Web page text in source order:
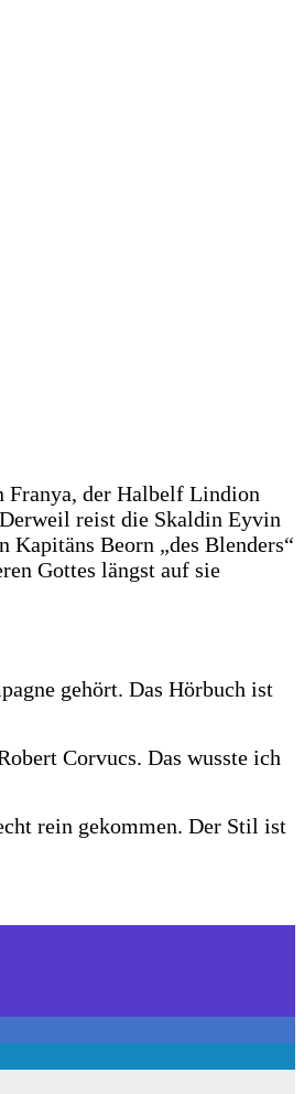
Franya, der Halbelf Lindion
reist die Skaldin Eyvin
Beorn „des Blenders“
Gottes längst auf sie
gehört. Das Hörbuch ist
Corvucs. Das wusste ich
rein gekommen. Der Stil ist